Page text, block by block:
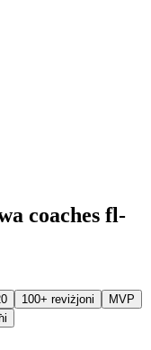
coaches fl-
100+ reviżjoni
MVP